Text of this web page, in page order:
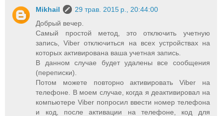
Mikhail
29 трав. 2015 р., 20:44:00
Добрый вечер.
Самый простой метод, это отключить учетную
запись, Viber отключиться на всех устройствах на
которых активирована ваша учетная запись.
В данном случае будет удалены все сообщения
(переписки).
Потом можете повторно активировать Viber на
телефоне. В моем случае, когда я деактивировал на
компьютере Viber попросил ввести номер телефона
и код, после активации на телефоне, код для